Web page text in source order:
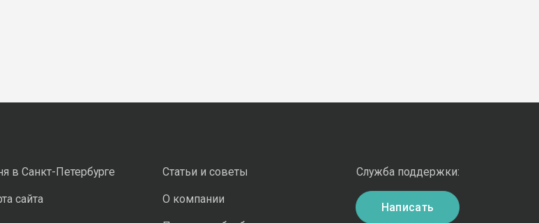
в Санкт-Петербурге
сайта
Статьи и советы
О компании
Служба поддержки:
Написать